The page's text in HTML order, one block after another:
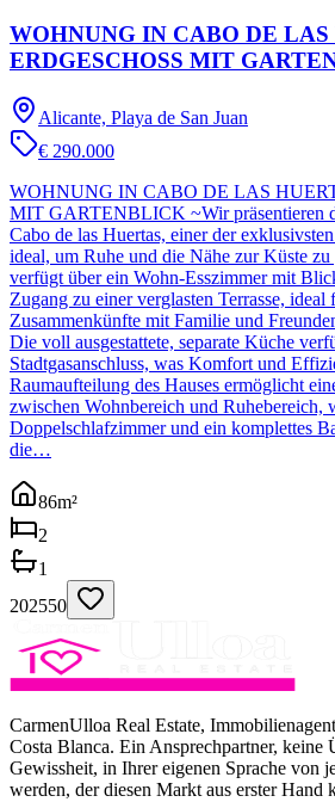
WOHNUNG IN CABO DE LAS
ERDGESCHOSS MIT
Alicante, Playa de San Juan
€ 290.000
WOHNUNG IN CABO DE LAS
MIT GARTENBLICK ~Wir präsentieren
Cabo de las Huertas, einer der
ideal, um Ruhe und die Nähe zur Küste zu
verfügt über ein Wohn-Esszimmer mit
Zugang zu einer verglasten Terrasse, ideal
Zusammenkünfte mit Familie und
Die voll ausgestattete, separate Küche
Stadtgasanschluss, was Komfort und
Raumaufteilung des Hauses ermöglicht
zwischen Wohnbereich und Ruhebereich,
Doppelschlafzimmer und ein komplettes
die…
86m²
2
1
202550
CarmenUlloa Real Estate,
Costa Blanca. Ein Ansprechpartner, keine
Gewissheit, in Ihrer eigenen Sprache von
werden, der diesen Markt aus erster Hand